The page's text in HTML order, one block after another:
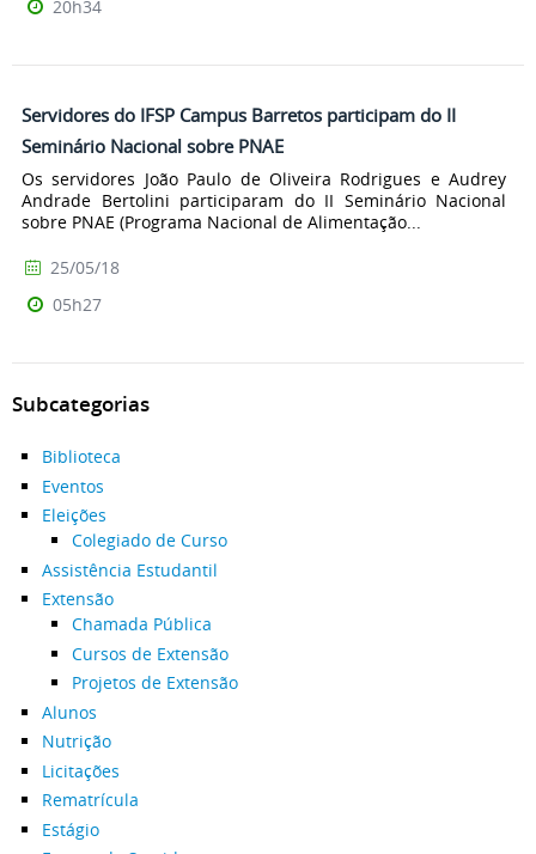
20h34
Servidores do IFSP Campus Barretos participam do II
Seminário Nacional sobre PNAE
Os servidores João Paulo de Oliveira Rodrigues e Audrey
Andrade Bertolini participaram do II Seminário Nacional
sobre PNAE (Programa Nacional de Alimentação...
25/05/18
05h27
Subcategorias
Biblioteca
Eventos
Eleições
Colegiado de Curso
Assistência Estudantil
Extensão
Chamada Pública
Cursos de Extensão
Projetos de Extensão
Alunos
Nutrição
Licitações
Rematrícula
Estágio